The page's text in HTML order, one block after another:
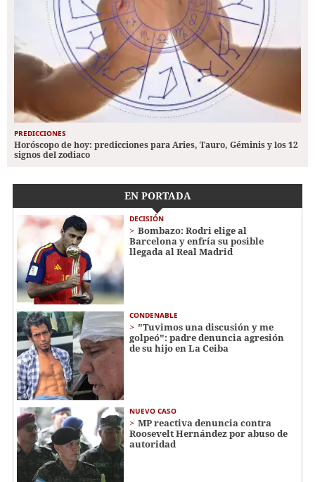
PREDICCIONES
Horóscopo de hoy: predicciones para Aries, Tauro, Géminis y los 12
signos del zodiaco
EN PORTADA
DECISIÓN
Bombazo: Rodri elige al
Barcelona y enfría su posible
llegada al Real Madrid
CONDENABLE
"Tuvimos una discusión y me
golpeó": padre denuncia agresión
de su hijo en La Ceiba
NUEVO CASO
MP reactiva denuncia contra
Roosevelt Hernández por abuso de
autoridad